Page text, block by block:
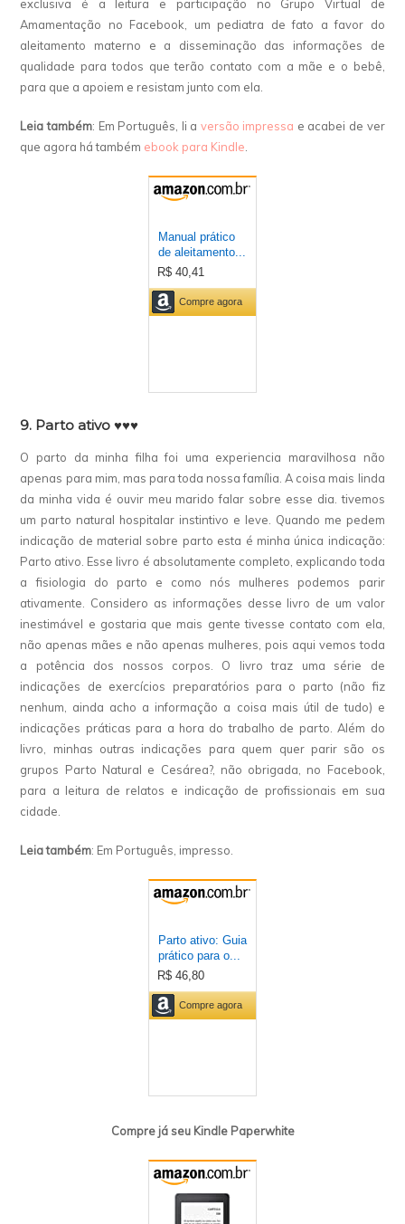
exclusiva é a leitura e participação no Grupo Virtual de
Amamentação no Facebook, um pediatra de fato a favor do
aleitamento materno e a disseminação das informações de
qualidade para todos que terão contato com a mãe e o bebê,
para que a apoiem e resistam junto com ela.
Leia também: Em Português, li a versão impressa e acabei de ver
que agora há também ebook para Kindle
9. Parto ativo ♥♥♥
O parto da minha filha foi uma experiencia maravilhosa não
apenas para mim, mas para toda nossa família. A coisa mais linda
da minha vida é ouvir meu marido falar sobre esse dia. tivemos
um parto natural hospitalar instintivo e leve. Quando me pedem
indicação de material sobre parto esta é minha única indicação:
Parto ativo. Esse livro é absolutamente completo, explicando toda
a fisiologia do parto e como nós mulheres podemos parir
ativamente. Considero as informações desse livro de um valor
inestimável e gostaria que mais gente tivesse contato com ela,
não apenas mães e não apenas mulheres, pois aqui vemos toda
a potência dos nossos corpos. O livro traz uma série de
indicações de exercícios preparatórios para o parto (não fiz
nenhum, ainda acho a informação a coisa mais útil de tudo) e
indicações práticas para a hora do trabalho de parto. Além do
livro, minhas outras indicações para quem quer parir são os
grupos Parto Natural e Cesárea?, não obrigada, no Facebook,
para a leitura de relatos e indicação de profissionais em sua
cidade.
Leia também: Em Português, impresso.
Compre já seu Kindle Paperwhite